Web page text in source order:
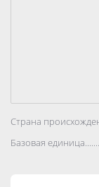
Страна
Базовая